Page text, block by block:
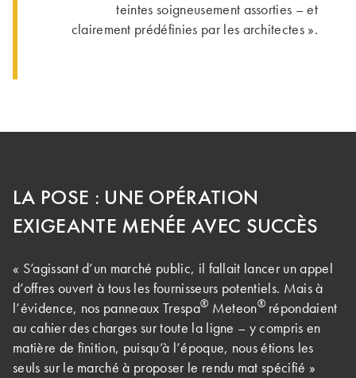
teintes soigneusement assorties – et
clairement prédéfinies par les architectes ».
LA POSE : UNE OPÉRATION
EXIGEANTE MENÉE AVEC SUCCÈS
« S’agissant d’un marché public, il fallait lancer un appel
d’offres ouvert à tous les fournisseurs potentiels. Mais à
l’évidence, nos panneaux Trespa® Meteon®répondaient
au cahier des charges sur toute la ligne – y compris en
matière de finition, puisqu’à l’époque, nous étions les
seuls sur le marché à proposer le rendu mat spécifié »